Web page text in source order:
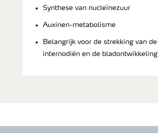
Synthese van nucleïnezuur
Auxinen-metabolisme
Belangrijk voor de strekking van de
internodiën en de bladontwikkeling